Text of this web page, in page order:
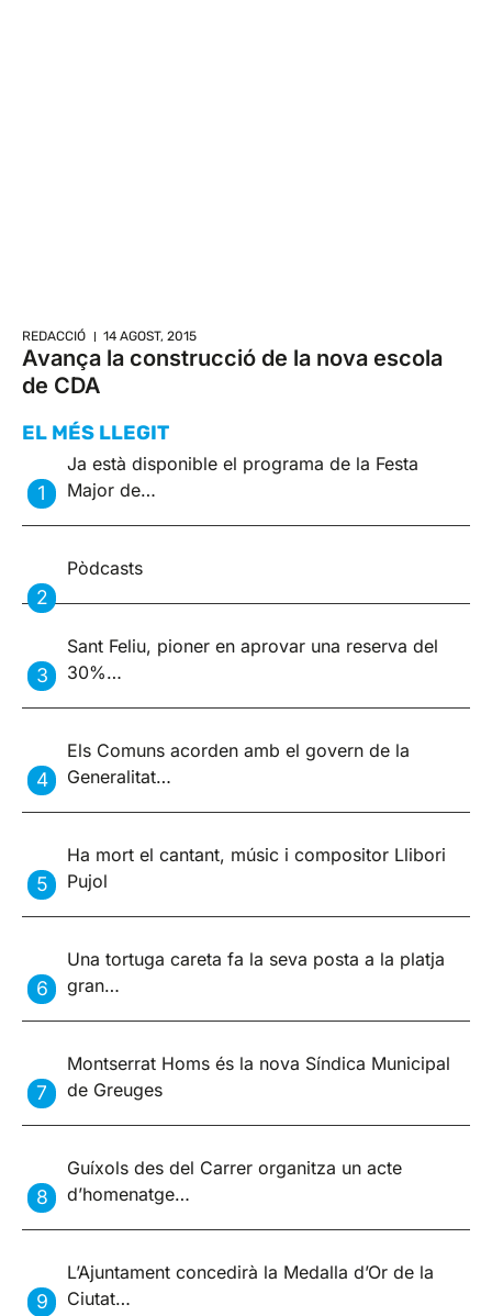
REDACCIÓ 14 AGOST, 2015
Avança la construcció de la nova escola
de CDA
EL MÉS LLEGIT
Ja està disponible el programa de la Festa
Major de…
Pòdcasts
Sant Feliu, pioner en aprovar una reserva del
30%…
Els Comuns acorden amb el govern de la
Generalitat…
Ha mort el cantant, músic i compositor Llibori
Pujol
Una tortuga careta fa la seva posta a la platja
gran…
Montserrat Homs és la nova Síndica Municipal
de Greuges
Guíxols des del Carrer organitza un acte
d’homenatge…
L’Ajuntament concedirà la Medalla d’Or de la
Ciutat…